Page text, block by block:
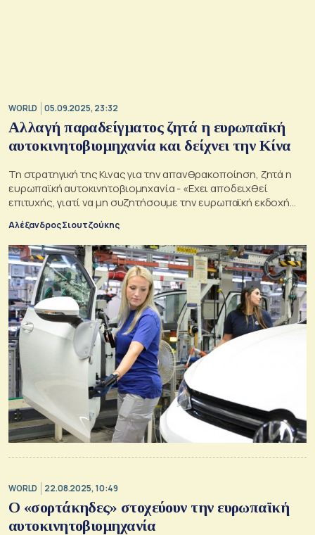
WORLD 05.09.2025, 23:32
Αλλαγή παραδείγματος ζητά η ευρωπαϊκή
αυτοκινητοβιομηχανία και δείχνει την Κίνα
Τη στρατηγική της Κινας για την απανθρακοποίηση, ζητά η
ευρωπαϊκή αυτοκινητοβιομηχανία - «Εχει αποδειχθεί
επιτυχής, γιατί να μη συζητήσουμε την ευρωπαϊκή εκδοχή
Αλέξανδρος Σιουτζούκης
WORLD 22.08.2025, 10:49
O «σορτάκηδες» στοχεύουν την ευρωπαϊκή
αυτοκινητοβιομηχανία